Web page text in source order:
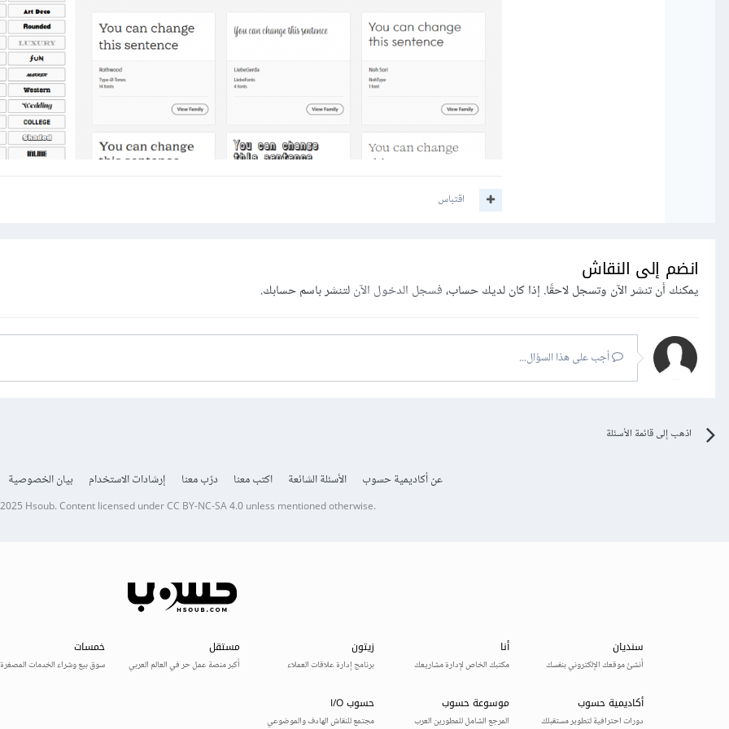
اقتباس
انضم إلى النقاش
يمكنك أن تنشر الآن وتسجل لاحقًا. إذا كان لديك حساب،فسجل الدخول الآنلتنشر باسم حسابك.
أجب على هذا السؤال...
اذهب إلى قائمة الأسئلة
عن أكاديمية حسوب الأسئلة الشائعة اكتب معنا درّب معنا إرشادات الاستخدام بيان الخصوصية
Hsoub.Content licensed underCC BY-NC-SA 4.0unless mentioned otherwise.